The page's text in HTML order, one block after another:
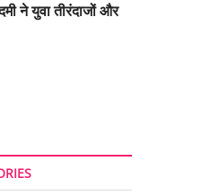
ने युवा तीरंदाजों और